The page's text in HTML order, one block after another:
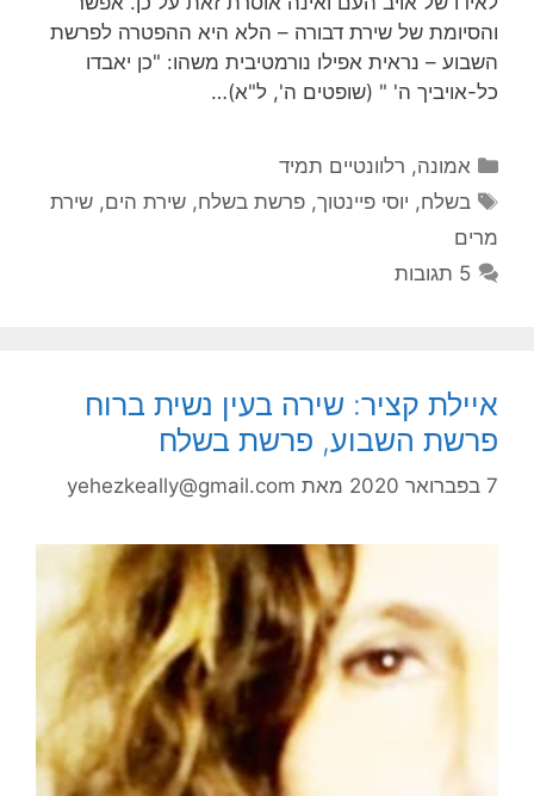
והסיומת של שירת דבורה – הלא היא ההפטרה לפרשת
השבוע – נראית אפילו נורמטיבית משהו: "כן יאבדו
כל-אויביך ה' " (שופטים ה', ל"א)…
קטגוריות
אמונה, רלוונטיים תמיד
תגיות
בשלח, יוסי פיינטוך,פרשת בשלח,שירת הים,שירת
מרים
5 תגובות
איילת קציר: שירה בעין נשית ברוח
פרשת השבוע, פרשת בשלח
7 בפברואר 2020 מאת yehezkeally@gmail.com